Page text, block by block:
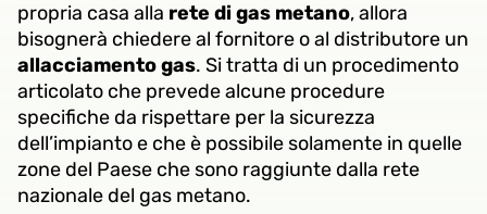
propria casa alla rete di gas metano, allora
bisognerà chiedere al fornitore o al distributore un
allacciamento gas. Si tratta di un procedimento
articolato che prevede alcune procedure
specifiche da rispettare per la sicurezza
dell’impianto e che è possibile solamente in quelle
zone del Paese che sono raggiunte dalla rete
nazionale del gas metano.